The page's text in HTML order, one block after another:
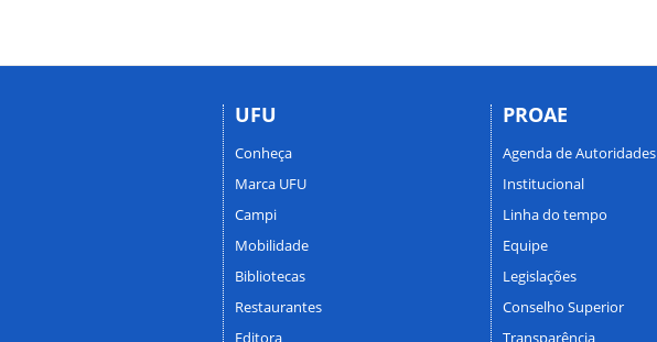
UFU
Conheça
Marca UFU
Campi
Mobilidade
Bibliotecas
Restaurantes
Editora
PROAE
Agenda de Autoridades
Institucional
Linha do tempo
Equipe
Legislações
Conselho Superior
Transparência